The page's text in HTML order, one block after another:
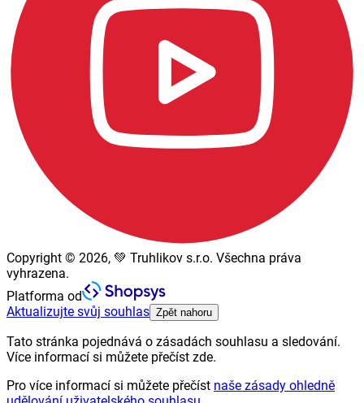
Copyright © 2026, 💚 Truhlikov s.r.o. Všechna práva
vyhrazena.
Platforma od
Aktualizujte svůj souhlas Zpět nahoru
Tato stránka pojednává o zásadách souhlasu a sledování.
Více informací si můžete přečíst zde.
Pro více informací si můžete přečíst naše zásady ohledně